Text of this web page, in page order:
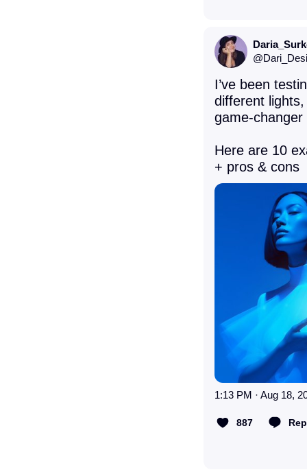
@
I’ve been
different
game-
Here are 10
+ pros & cons
1:13 PM · Aug 18,
887